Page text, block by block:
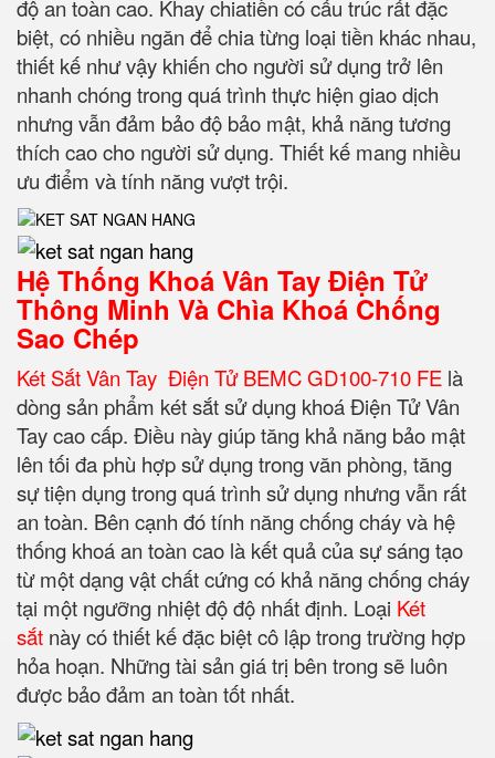
độ an toàn cao. Khay chiatiền có cấu trúc rất đặc
biệt, có nhiều ngăn để chia từng loại tiền khác nhau,
thiết kế như vậy khiến cho người sử dụng trở lên
nhanh chóng trong quá trình thực hiện giao dịch
nhưng vẫn đảm bảo độ bảo mật, khả năng tương
thích cao cho người sử dụng. Thiết kế mang nhiều
ưu điểm và tính năng vượt trội.
Hệ Thống Khoá Vân Tay Điện Tử
Thông Minh Và Chìa Khoá Chống
Sao Chép
Két Sắt Vân Tay Điện Tử BEMC GD100-710 FE là
dòng sản phẩm két sắt sử dụng khoá Điện Tử Vân
Tay cao cấp. Điều này giúp tăng khả năng bảo mật
lên tối đa phù hợp sử dụng trong văn phòng, tăng
sự tiện dụng trong quá trình sử dụng nhưng vẫn rất
an toàn. Bên cạnh đó tính năng chống cháy và hệ
thống khoá an toàn cao là kết quả của sự sáng tạo
từ một dạng vật chất cứng có khả năng chống cháy
tại một ngưỡng nhiệt độ độ nhất định. Loại Két
sắt này có thiết kế đặc biệt cô lập trong trường hợp
hỏa hoạn. Những tài sản giá trị bên trong sẽ luôn
được bảo đảm an toàn tốt nhất.